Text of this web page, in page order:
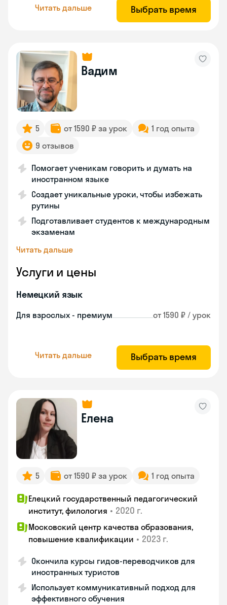
Читать дальше Выбрать время
Вадим
5 от 1590 ₽ за урок
1 год опыта
9 отзывов
Помогает ученикам говорить и думать на
иностранном языке
Создает уникальные уроки, чтобы избежать
рутины
Подготавливает студентов к международным
экзаменам
Читать дальше
Услуги и цены
Немецкий язык
Для взрослых - премиум от 1590 ₽ / урок
Читать дальше Выбрать время
Елена
5 от 1590 ₽ за урок 1 год опыта
Елецкий государственный педагогический
институт, филология • 2020 г.
Московский центр качества образования,
повышение квалификации • 2023 г.
Окончила курсы гидов-переводчиков для
иностранных туристов
Использует коммуникативный подход для
эффективного обучения